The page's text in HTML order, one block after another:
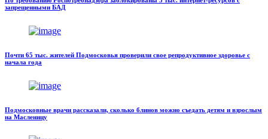
запрещенными БАД
Почти 65 тыс. жителей Подмосковья проверили свое репродуктивное здоровье с
начала года
Подмосковные врачи рассказали, сколько блинов можно съедать детям и взрослым
на Масленицу